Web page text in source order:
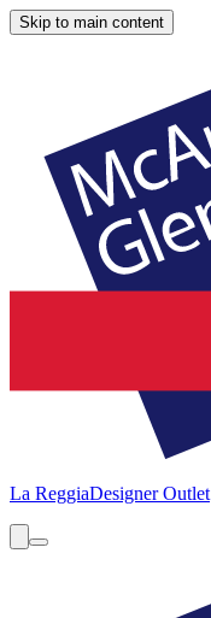
Skip to main content
La ReggiaDesigner Outlet